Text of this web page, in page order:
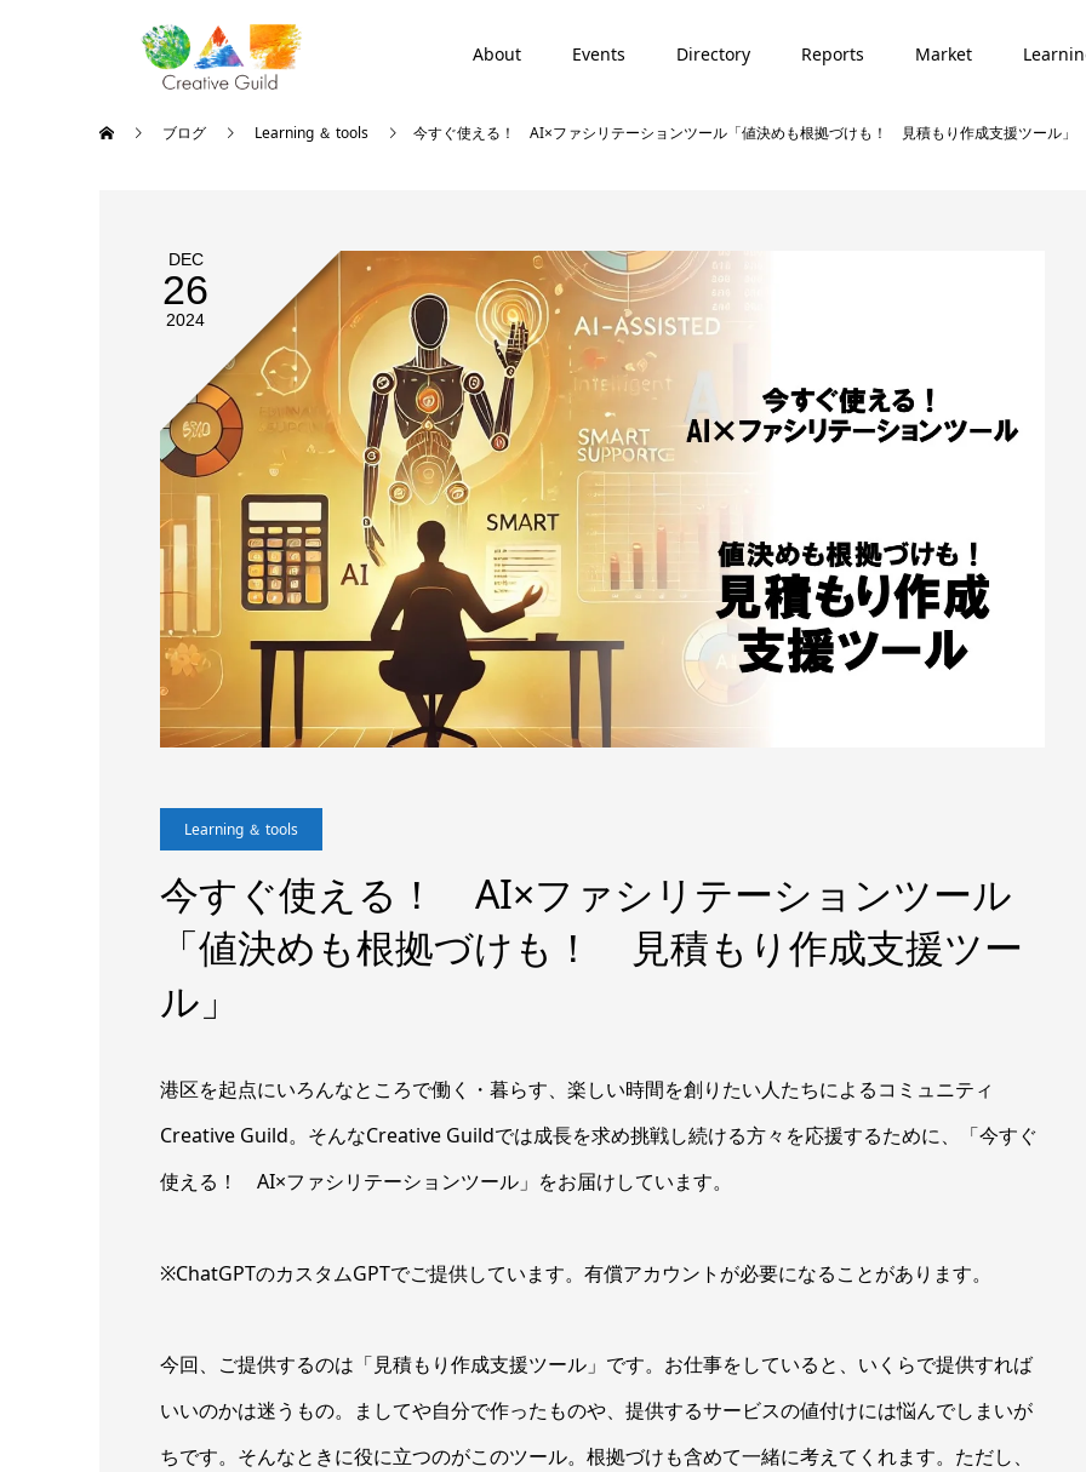
About Events Directory Reports Market
ブログ Learning ＆ tools 今すぐ使える！ AI×ファシリテーションツール「値決めも根拠づけも！ 見積もり作成支援ツール」
DEC
26
2024
Learning ＆ tools
今すぐ使える！ AI×ファシリテーションツール
「値決めも根拠づけも！ 見積もり作成支援ツー
ル」
港区を起点にいろんなところで働く・暮らす、楽しい時間を創りたい人たちによるコミュニティ
Creative Guild。そんなCreative Guildでは成長を求め挑戦し続ける方々を応援するために、「今すぐ
使える！ AI×ファシリテーションツール」をお届けしています。
※ChatGPTのカスタムGPTでご提供しています。有償アカウントが必要になることがあります。
今回、ご提供するのは「見積もり作成支援ツール」です。お仕事をしていると、いくらで提供すれば
いいのかは迷うもの。ましてや自分で作ったものや、提供するサービスの値付けには悩んでしまいが
ちです。そんなときに役に立つのがこのツール。根拠づけも含めて一緒に考えてくれます。ただし、